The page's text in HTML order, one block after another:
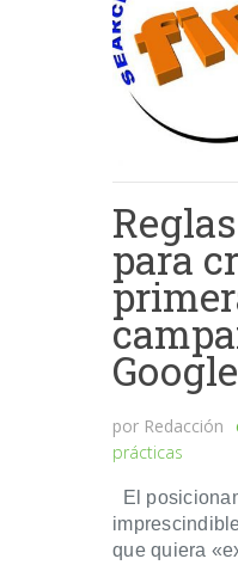
para
por Redacción
prácticas
El
que quiera